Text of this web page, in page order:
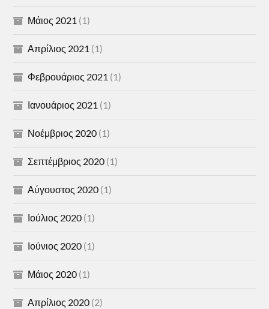
Μάιος 2021 (1)
Απρίλιος 2021 (1)
Φεβρουάριος 2021 (1)
Ιανουάριος 2021 (1)
Νοέμβριος 2020 (1)
Σεπτέμβριος 2020 (1)
Αύγουστος 2020 (1)
Ιούλιος 2020 (1)
Ιούνιος 2020 (1)
Μάιος 2020 (1)
Απρίλιος 2020 (2)